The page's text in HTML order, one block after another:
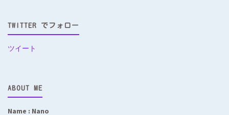
TWITTER でフォロー
ツイート
ABOUT ME
Name : Nano